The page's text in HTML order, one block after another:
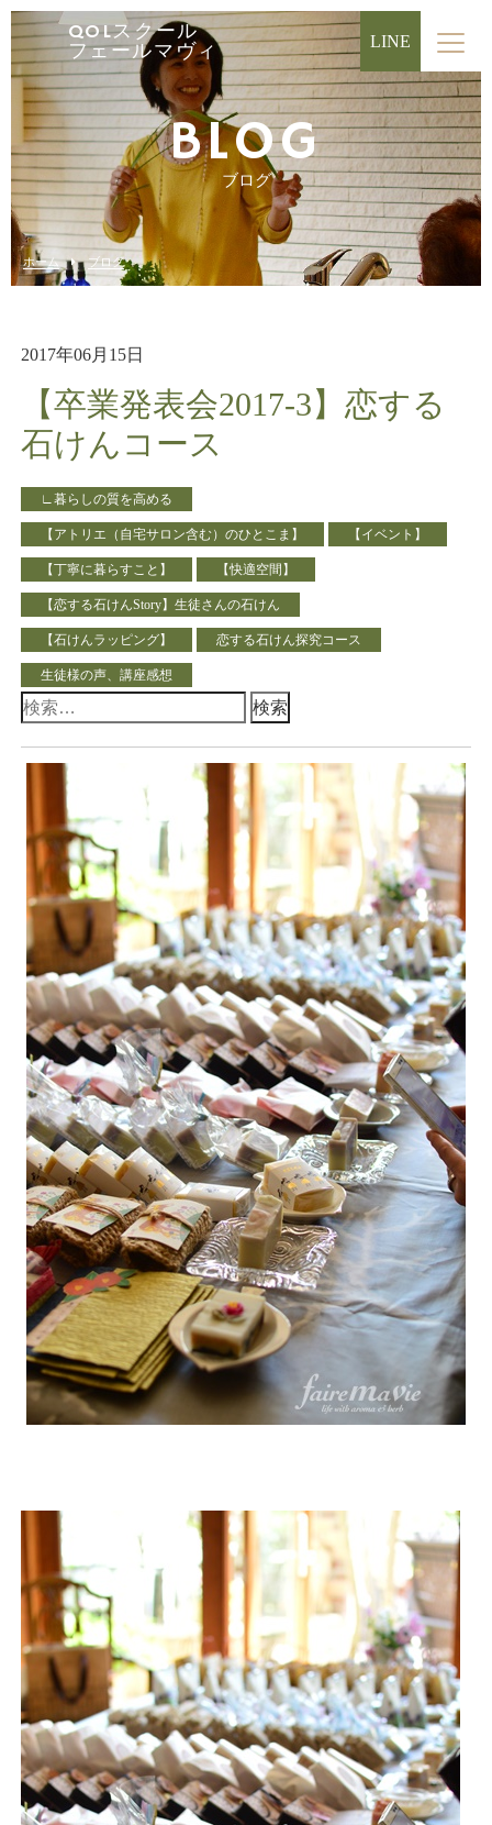
QOLスクール
フェールマヴィ
LINE
BLOG
ブログ
ホーム ブログ
2017年06月15日
【卒業発表会2017-3】恋する
石けんコース
∟暮らしの質を高める
【アトリエ（自宅サロン含む）のひとこま】 【イベント】
【丁寧に暮らすこと】 【快適空間】
【恋する石けんStory】生徒さんの石けん
【石けんラッピング】 恋する石けん探究コース
生徒様の声、講座感想
検